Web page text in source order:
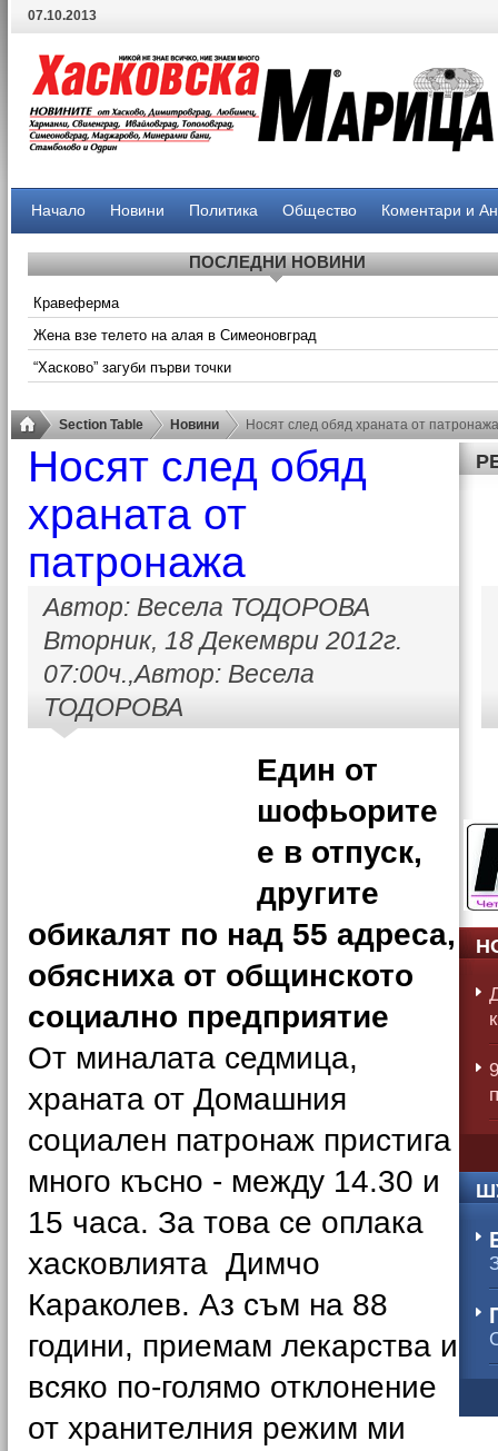
07.10.2013
Начало Новини Политика Общество Коментари и
ПОСЛЕДНИ НОВИНИ
Кравеферма
Жена взе телето на алая в Симеоновград
“Хасково” загуби първи точки
Section Table Новини Носят след обяд храната от патронажа
Носят след обяд
храната от
патронажа
Автор: Весела ТОДОРОВА
Вторник, 18 Декември 2012г.
07:00ч.,Автор: Весела
ТОДОРОВА
Един от
шофьорите
е в отпуск,
другите
обикалят по над 55 адреса,
обясниха от общинското
социално предприятие
От миналата седмица,
храната от Домашния
социален патронаж пристига
много късно - между 14.30 и
15 часа. За това се оплака
хасковлията Димчо
Караколев. Аз съм на 88
години, приемам лекарства и
всяко по-голямо отклонение
от хранителния режим ми